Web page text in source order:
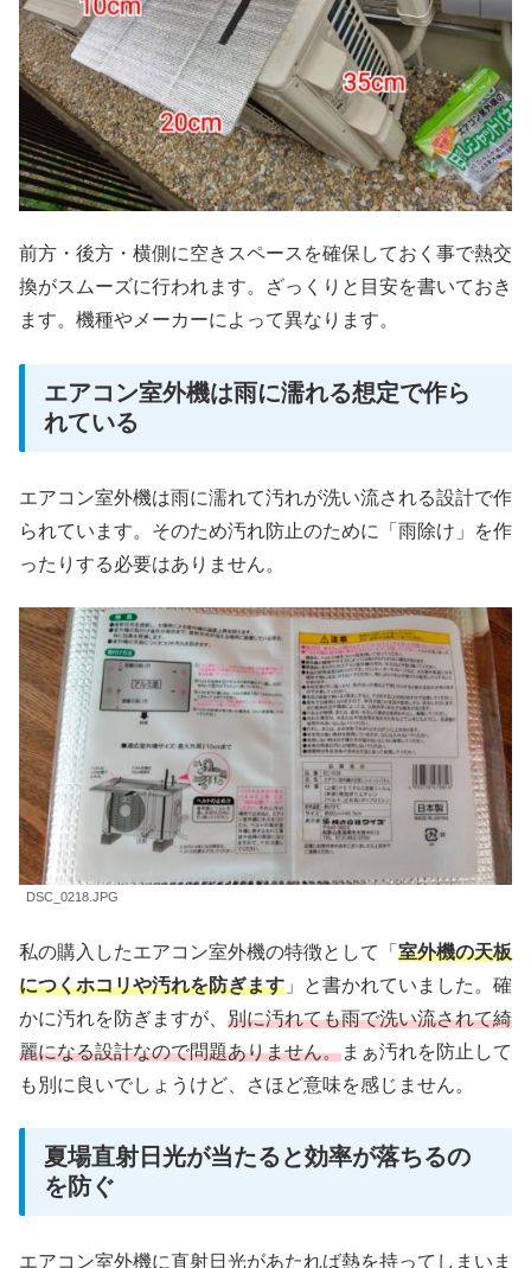
前方・後方・横側に空きスペースを確保しておく事で熱交
換がスムーズに行われます。ざっくりと目安を書いておき
ます。機種やメーカーによって異なります。
エアコン室外機は雨に濡れる想定で作ら
れている
エアコン室外機は雨に濡れて汚れが洗い流される設計で作
られています。そのため汚れ防止のために「雨除け」を作
ったりする必要はありません。
DSC_0218.JPG
私の購入したエアコン室外機の特徴として「 室外機の天板
につくホコリや汚れを防ぎます 」と書かれていました。確
かに汚れを防ぎますが、 別に汚れても雨で洗い流されて綺
麗になる設計なので問題ありません。まぁ汚れを防止して
も別に良いでしょうけど、さほど意味を感じません。
夏場直射日光が当たると効率が落ちるの
を防ぐ
エアコン室外機に直射日光があたれば熱を持ってしまいま